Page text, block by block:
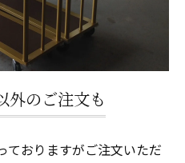
外のご注文も
ておりますがご注文いただ